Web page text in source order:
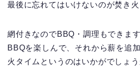
最後に忘れてはいけないのが焚き火
網付きなのでBBQ・調理もできま
BBQを楽しんで、それから薪を追
火タイムというのはいかがでしょう